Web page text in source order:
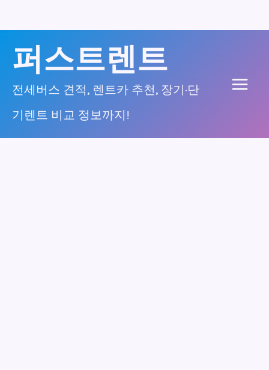
너
퍼스트렌트
전세버스 견적, 렌트카 추천, 장기·단
기렌트 비교 정보까지!